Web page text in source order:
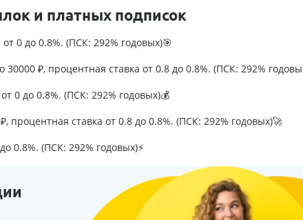
и платных подписок
0 до 0.8%. (ПСК: 292% годовых)🎯
₽, процентная ставка от 0.8 до 0.8%. (ПСК: 292%
0 до 0.8%. (ПСК: 292% годовых)💰
процентная ставка от 0.8 до 0.8%. (ПСК: 292% годовых)🚀
0.8%. (ПСК: 292% годовых)⚡